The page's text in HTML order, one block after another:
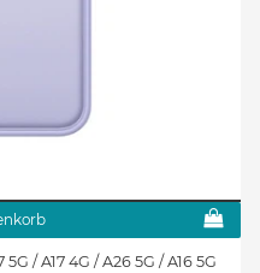
/ A17 4G / A26 5G / A16 5G